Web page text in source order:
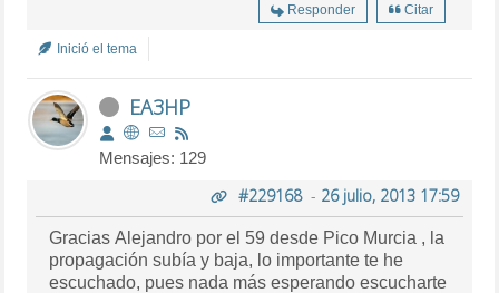
Responder Citar
Inició el tema
EA3HP
Mensajes: 129
#229168- 26 julio, 2013 17:59
Gracias Alejandro por el 59 desde Pico Murcia , la
propagación subía y baja, lo importante te he
escuchado, pues nada más esperando escucharte